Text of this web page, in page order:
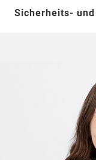
Sicherheits-